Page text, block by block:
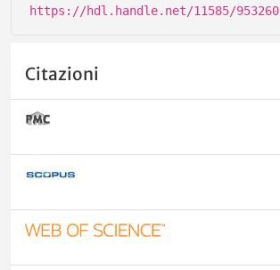
https://hdl.handle.net/11585/953260
Citazioni